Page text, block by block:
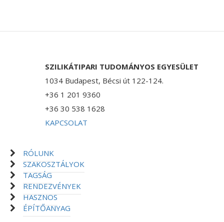
SZILIKÁTIPARI TUDOMÁNYOS EGYESÜLET
1034 Budapest, Bécsi út 122-124.
+36 1 201 9360
+36 30 538 1628
KAPCSOLAT
RÓLUNK
SZAKOSZTÁLYOK
TAGSÁG
RENDEZVÉNYEK
HASZNOS
ÉPÍTŐANYAG